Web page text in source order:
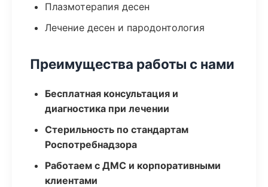
Плазмотерапия десен
Лечение десен и пародонтология
Преимущества работы с нами
Бесплатная консультация и
диагностика при лечении
Стерильность по стандартам
Роспотребнадзора
Работаем с ДМС и корпоративными
клиентами